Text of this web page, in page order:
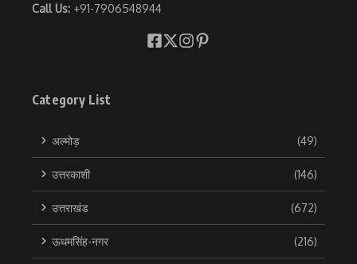
Call Us: +91-7906548944
Category List
अल्मोड़ (49)
उत्तरकाशी (146)
उत्तराखंड (672)
ऊधमसिंह-नगर (216)